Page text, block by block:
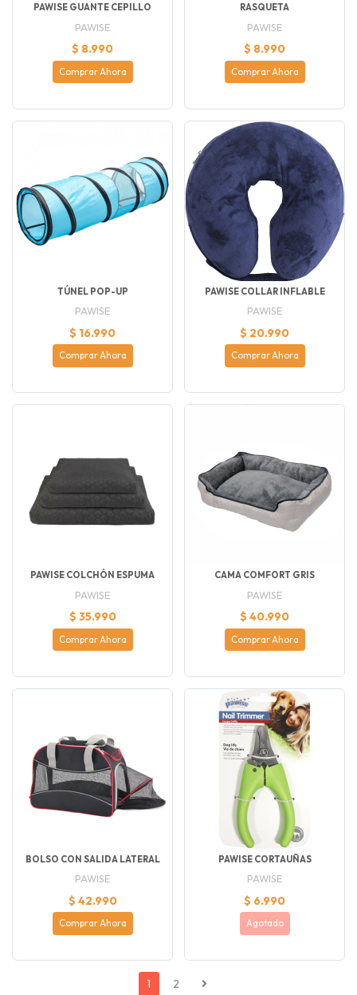
PAWISE GUANTE CEPILLO
PAWISE
$ 8.990
Comprar Ahora
RASQUETA
PAWISE
$ 8.990
Comprar Ahora
TÚNEL POP-UP
PAWISE
$ 16.990
Comprar Ahora
PAWISE COLLAR INFLABLE
PAWISE
$ 20.990
Comprar Ahora
PAWISE COLCHÓN ESPUMA
PAWISE
$ 35.990
Comprar Ahora
CAMA COMFORT GRIS
PAWISE
$ 40.990
Comprar Ahora
BOLSO CON SALIDA LATERAL
PAWISE
$ 42.990
Comprar Ahora
PAWISE CORTAUÑAS
PAWISE
$ 6.990
Agotado
1 2